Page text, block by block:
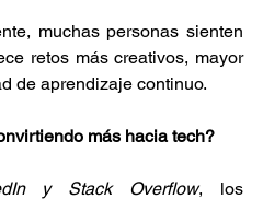
muchas personas sienten
retos más creativos, mayor
de aprendizaje continuo.
más hacia tech?
y Stack Overflow, los